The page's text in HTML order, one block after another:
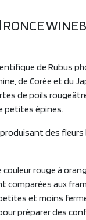
RONCE
de Rubus
de Corée et du
de poils
petites épines.
des fleurs
rouge à
comparées aux
et moins
préparer des